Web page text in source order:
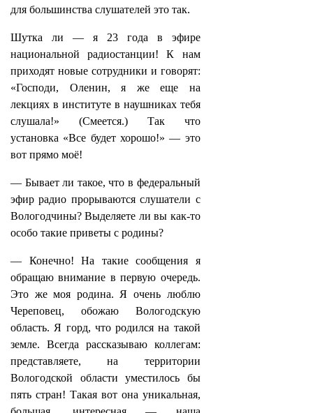
для большинства слушателей это так.
Шутка ли — я 23 года в эфире
национальной радиостанции! К нам
приходят новые сотрудники и говорят:
«Господи, Оленин, я же еще на
лекциях в институте в наушниках тебя
слушала!» (Смеется.) Так что
установка «Все будет хорошо!» — это
вот прямо моё!
— Бывает ли такое, что в федеральный
эфир радио прорываются слушатели с
Вологодчины? Выделяете ли вы как-то
особо такие приветы с родины?
— Конечно! На такие сообщения я
обращаю внимание в первую очередь.
Это же моя родина. Я очень люблю
Череповец, обожаю Вологодскую
область. Я горд, что родился на такой
земле. Всегда рассказываю коллегам:
представляете, на территории
Вологодской области уместилось бы
пять стран! Такая вот она уникальная,